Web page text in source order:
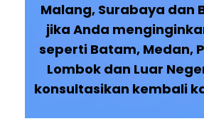
Malang, Surabaya dan
jika Anda
seperti Batam, Medan,
Lombok dan Luar
konsultasikan kembali